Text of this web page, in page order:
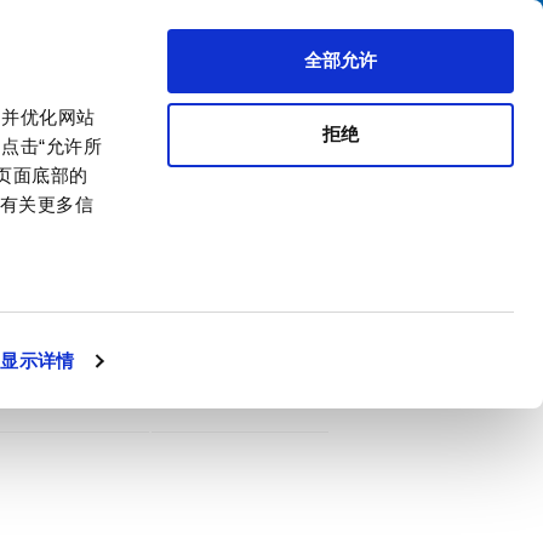
优化网站
击“允许所
面底部的
关更多信
显示详情
全部允许
拒绝
联系我们